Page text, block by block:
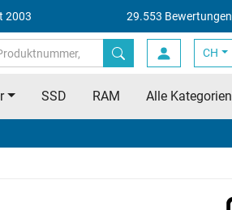
2003 29.553 Bewertungen
CH
SSD RAM Alle Kategorien